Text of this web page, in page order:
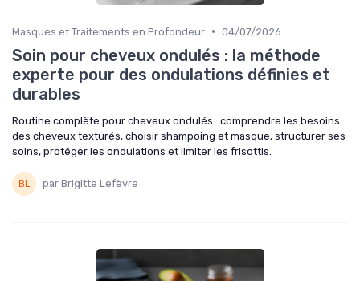
Masques et Traitements en Profondeur • 04/07/2026
Soin pour cheveux ondulés : la méthode
experte pour des ondulations définies et
durables
Routine complète pour cheveux ondulés : comprendre les besoins
des cheveux texturés, choisir shampoing et masque, structurer ses
soins, protéger les ondulations et limiter les frisottis.
par Brigitte Lefèvre